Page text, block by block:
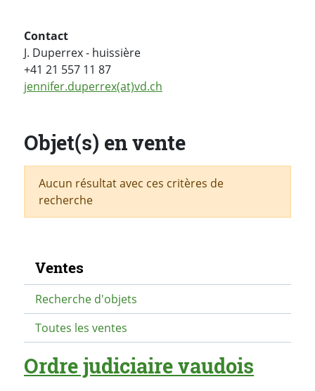
Contact
J. Duperrex - huissière
+41 21 557 11 87
jennifer.duperrex(at)vd.ch
Objet(s) en vente
Aucun résultat avec ces critères de
recherche
Navigation secondaire
Ventes
Recherche d'objets
Toutes les ventes
Ordre judiciaire vaudois